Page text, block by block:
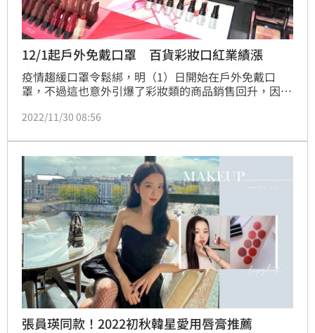
12/1起戶外免戴口罩 百貨彩妝口紅業績漲
疫情趨緩口罩令鬆綁，明（1）日開始在戶外免戴口
罩，不過這也意外引爆了彩妝類的商品銷售回升，因為
貨公司業者表示，口紅賣出1萬5千支，相當於一座陽明
2022/11/30 08:56
張員瑛同款！2022初秋韓星愛用唇膏推薦